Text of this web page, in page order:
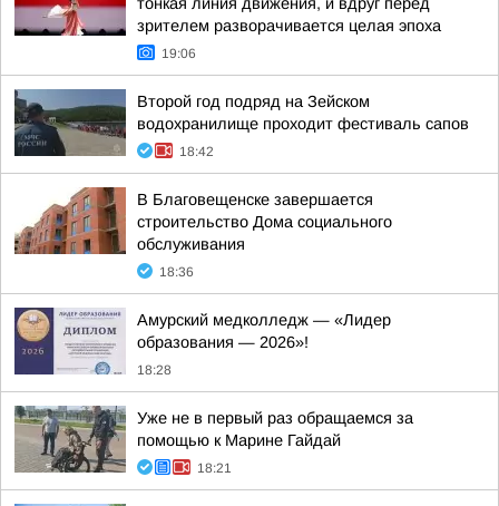
зрителем разворачивается целая эпоха
19:06
Второй год подряд на Зейском
водохранилище проходит фестиваль сапов
18:42
В Благовещенске завершается
строительство Дома социального
обслуживания
18:36
Амурский медколледж — «Лидер
образования — 2026»!
18:28
Уже не в первый раз обращаемся за
помощью к Марине Гайдай
18:21